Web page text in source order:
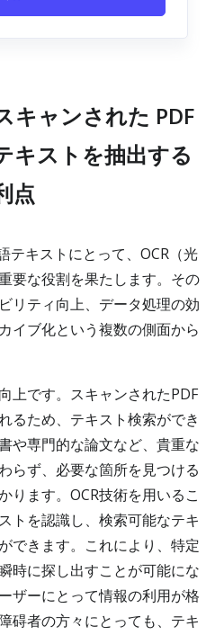
キャンされた PDF
キストを抽出する
点
テキストにとって、OCR（光
要な役割を果たします。その
リティ向上、データ処理の効
イブ化という複数の側面から
上です。スキャンされたPDF
るため、テキスト検索ができ
や専門的な論文など、貴重な
らず、必要な箇所を見つける
ります。OCR技術を用いるこ
トを認識し、検索可能なテキ
できます。これにより、特定
時に探し出すことが可能にな
ザーにとって情報の利用が格
碍者の方々にとっても、テキ